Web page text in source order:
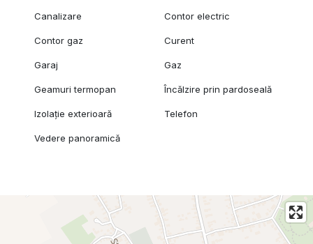
Canalizare Contor electric
Contor gaz Curent
Garaj Gaz
Geamuri termopan Încălzire prin pardoseală
Izolație exterioară Telefon
Vedere panoramică